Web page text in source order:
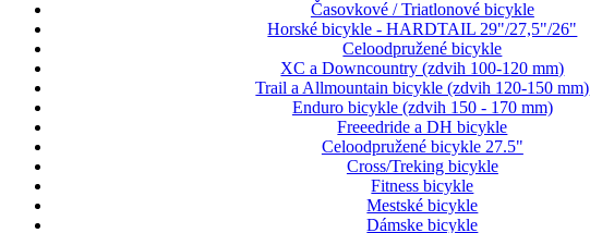
Časovkové / Triatlonové bicykle
Horské bicykle - HARDTAIL 29"/27,5"/26"
Celoodpružené bicykle
XC a Downcountry (zdvih 100-120 mm)
Trail a Allmountain bicykle (zdvih 120-150 mm)
Enduro bicykle (zdvih 150 - 170 mm)
Freeedride a DH bicykle
Celoodpružené bicykle 27.5"
Cross/Treking bicykle
Fitness bicykle
Mestské bicykle
Dámske bicykle